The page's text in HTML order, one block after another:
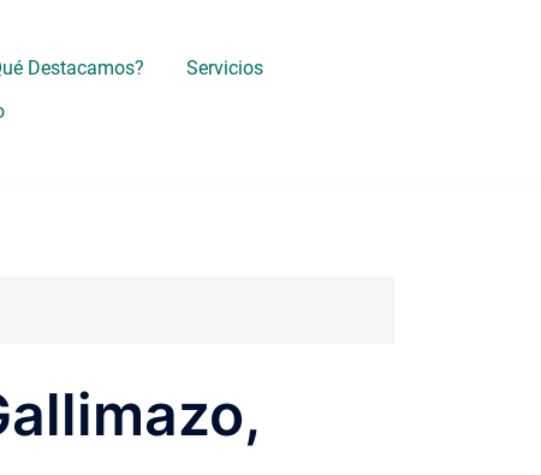
Destacamos?
Servicios